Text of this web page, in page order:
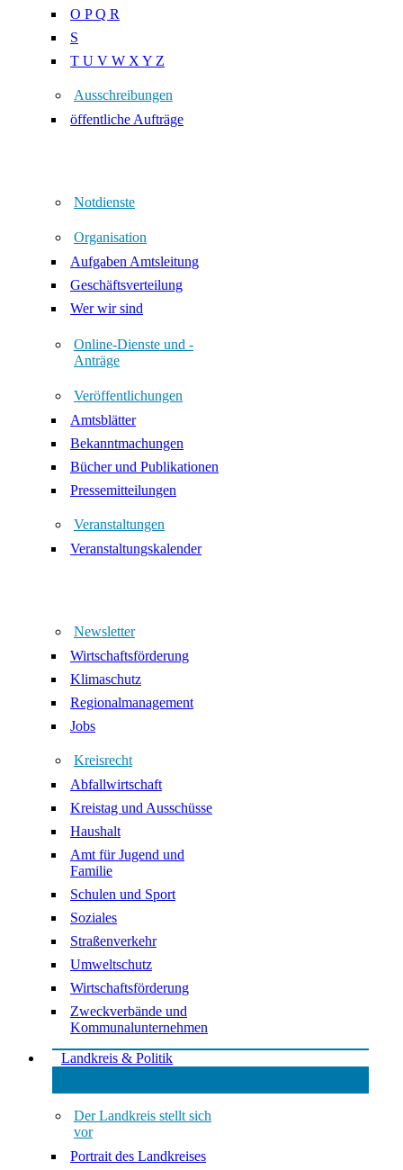
O P Q R
S
T U V W X Y Z
Ausschreibungen
öffentliche Aufträge
Notdienste
Organisation
Aufgaben Amtsleitung
Geschäftsverteilung
Wer wir sind
Online-Dienste und -
Anträge
Veröffentlichungen
Amtsblätter
Bekanntmachungen
Bücher und Publikationen
Pressemitteilungen
Veranstaltungen
Veranstaltungskalender
Newsletter
Wirtschaftsförderung
Klimaschutz
Regionalmanagement
Jobs
Kreisrecht
Abfallwirtschaft
Kreistag und Ausschüsse
Haushalt
Amt für Jugend und
Familie
Schulen und Sport
Soziales
Straßenverkehr
Umweltschutz
Wirtschaftsförderung
Zweckverbände und
Kommunalunternehmen
Landkreis & Politik
Der Landkreis stellt sich
vor
Portrait des Landkreises